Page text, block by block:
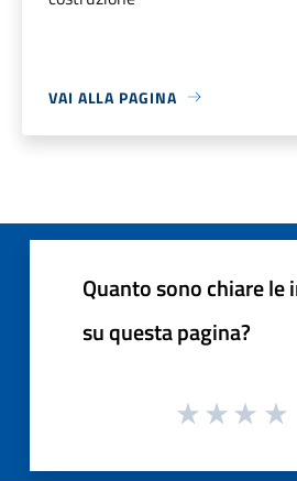
VAI ALLA PAGINA
Quanto sono chiare
su questa pagina?